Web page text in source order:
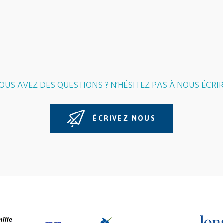
AVEZ DES QUESTIONS ? N’HÉSITEZ PAS À NOUS
ÉCRIVEZ NOUS